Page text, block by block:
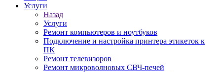
Услуги
Назад
Услуги
Ремонт компьютеров и ноутбуков
Подключение и настройка принтера этикеток к
ПК
Ремонт телевизоров
Ремонт микроволновых СВЧ-печей